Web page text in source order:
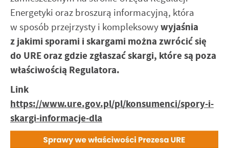
Energetyki oraz broszurą informacyjną, która
w sposób przejrzysty i kompleksowywyjaśnia
z jakimi sporami i skargami można zwrócić się
do URE oraz gdzie zgłaszać skargi, które są poza
właściwością Regulatora.
Link
https://www.ure.gov.pl/pl/konsumenci/spory-i-
skargi-informacje-dla
stronach podmiotów trzecich lub firm będących naszymi
innych dostawców usług. Firmy te działają w charakterze
prezentujących nasze treści w postaci wiadomości, ofert,
mediów społecznościowych.